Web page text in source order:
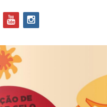
youtubeinstagram